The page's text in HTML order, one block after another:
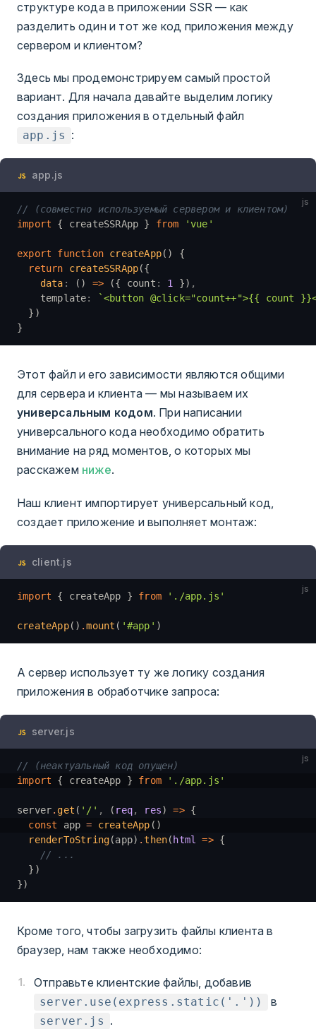
структуре кода в приложении SSR — как
разделить один и тот же код приложения между
сервером и клиентом?
Здесь мы продемонстрируем самый простой
вариант. Для начала давайте выделим логику
создания приложения в отдельный файл
app.js :
app.js
js
// (совместно используемый сервером и клиентом)
import { createSSRApp } from 'vue'
export function createApp() {
  return
createSSRApp({
    data
: () => ({ count : 1 }) ,
    template
:
`<button @click="count++">{{ count
  })
}
Этот файл и его зависимости являются общими
для сервера и клиента — мы называем их
универсальным кодом. При написании
универсального кода необходимо обратить
внимание на ряд моментов, о которых мы
расскажем ниже.
Наш клиент импортирует универсальный код,
создает приложение и выполняет монтаж:
client.js
js
import { createApp } from './app.js'
createApp() .mount ( '#app' )
А сервер использует ту же логику создания
приложения в обработчике запроса:
server.js
js
// (неактуальный код опущен)
import { createApp } from './app.js'
server. get ( '/' , ( req, res) => {
  const
app = createApp ()
  renderToString
(app) .then( html => {
    // ...
  })
})
Кроме того, чтобы загрузить файлы клиента в
браузер, нам также необходимо:
Отправьте клиентские файлы, добавив
server.use(express.static('.')) в
server.js .